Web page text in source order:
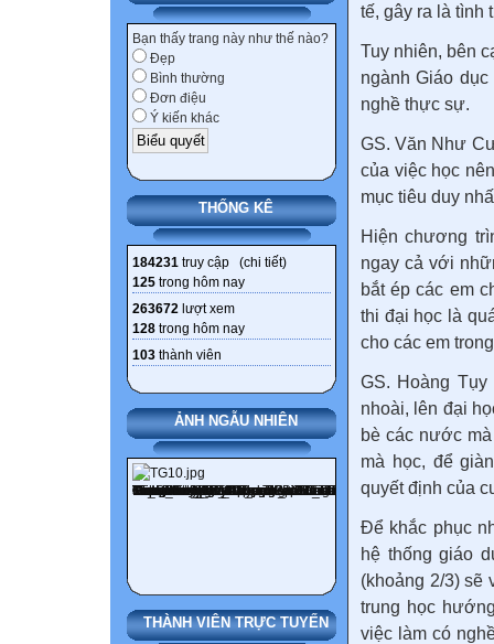
Bạn thấy trang này như thế nào?
Đẹp
Bình thường
Đơn điệu
Ý kiến khác
THỐNG KÊ
184231 truy cập (chi tiết)
125 trong hôm nay
263672 lượt xem
128 trong hôm nay
103 thành viên
ẢNH NGẪU NHIÊN
THÀNH VIÊN TRỰC TUYẾN
tế, gây ra là tình
Tuy nhiên, bên
ngành Giáo
nghề thực sự.
GS. Văn Như
của việc học
mục tiêu duy
Hiện chương
ngay cả với
bắt ép các em
thi đại học là
cho các em
GS. Hoàng Tụy
nhoài, lên đại
bè các nước
mà học, để
quyết định của
Để khắc phục
hệ thống giáo
(khoảng 2/3) sẽ
trung học
việc làm có